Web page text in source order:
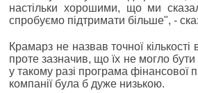
настільки хорошими, що ми
спробуємо підтримати більше", -
Крамарз не назвав точної кількості
проте зазначив, що їх не могло бути
у такому разі програма фінансової
компанії була б дуже низькою.